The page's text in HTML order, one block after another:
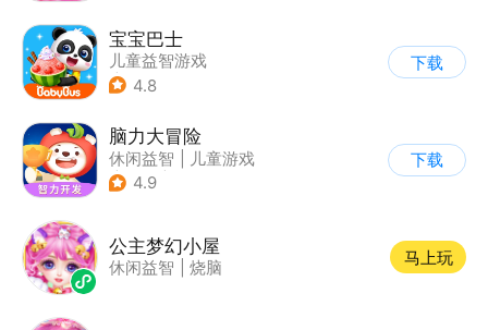
宝宝巴士
儿童益智游戏
| 启蒙早教
4.8
下载
脑力大冒险
休闲益智
儿童游戏
| 卡通
4.9
下载
公主梦幻小屋
休闲益智 烧脑
马上玩